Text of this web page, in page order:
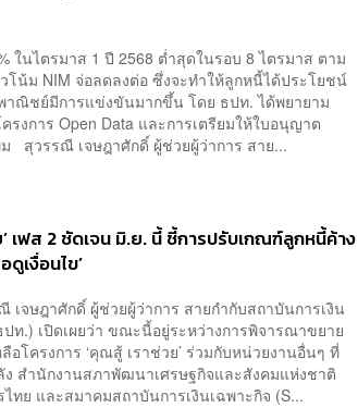
ในไตรมาส 1 ปี 2568 ต่ำสุดในรอบ 8 ไตรมาส ตาม
โน้ม NIM จ่อลดลงต่อ ซึ่งจะทำให้ลูกหนี้ได้ประโยชน์
ณิชย์มีการแข่งขันมากขึ้น โดย ธปท. ได้พยายาม
งการ Open Data และการเตรียมให้ใบอนุญาต
สุวรรณี เจษฎาศักดิ์ ผู้ช่วยผู้ว่าการ สาย...
เฟส 2 ชัดเจน มิ.ย. นี้ ชี้การปรับเกณฑ์ลูกหนี้ค้าง
ดูเงื่อนไข’
จษฎาศักดิ์ ผู้ช่วยผู้ว่าการ สายกำกับสถาบันการเงิน
ท.) เปิดเผยว่า ขณะนี้อยู่ระหว่างการพิจารณาขยาย
อโครงการ ‘คุณสู้ เราช่วย’ ร่วมกับหน่วยงานอื่นๆ ที่
ง สำนักงานสภาพัฒนาเศรษฐกิจและสังคมแห่งชาติ
ย และสมาคมสถาบันการเงินเฉพาะกิจ (S...